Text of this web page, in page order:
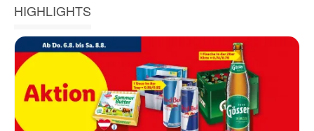
HIGHLIGHTS